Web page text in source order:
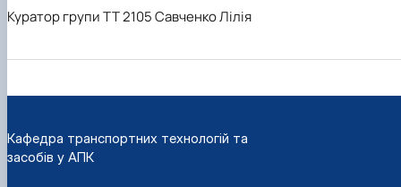
Куратор групи ТТ 2105 Савченко Лілія
Кафедра транспортних технологій та
засобів у АПК